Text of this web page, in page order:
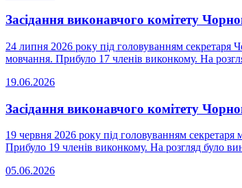
Засідання виконавчого комітету
24 липня 2026 року під головуванням секретаря
мовчання. Прибуло 17 членів виконкому. На
19.06.2026
Засідання виконавчого комітету
19 червня 2026 року під головуванням секретаря
Прибуло 19 членів виконкому. На розгляд було
05.06.2026